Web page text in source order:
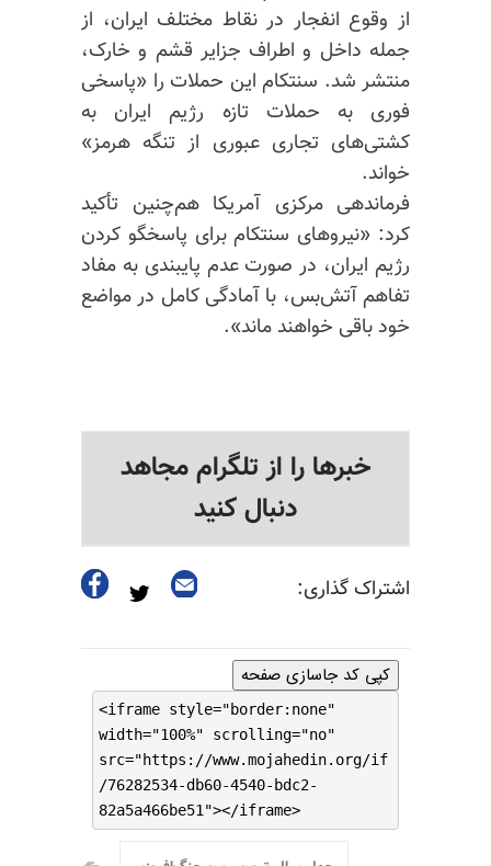
از وقوع انفجار در نقاط مختلف ایران، از
جمله داخل و اطراف جزایر قشم و خارک،
منتشر شد. سنتکام این حملات را «پاسخی
فوری به حملات تازه رژیم ایران به
کشتی‌های تجاری عبوری از تنگه هرمز»
خواند.
فرماندهی مرکزی آمریکا هم‌چنین تأکید
کرد: «نیروهای سنتکام برای پاسخگو کردن
رژیم ایران، در صورت عدم پایبندی به مفاد
تفاهم آتش‌بس، با آمادگی کامل در مواضع
خود باقی خواهند ماند».
خبرها را از تلگرام مجاهد
دنبال کنید
اشتراک گذاری:
کپی کد جاسازی صفحه
<iframe style="border:none"
width="100%" scrolling="no"
src="https://www.mojahedin.org/if
/76282534-db60-4540-bdc2-
82a5a466be51"></iframe>